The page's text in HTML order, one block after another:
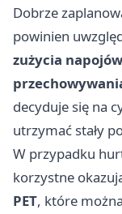
Dobrze
powinien
zużycia
decyduje się na
utrzymać stały
W przypadku
korzystne
PET, które